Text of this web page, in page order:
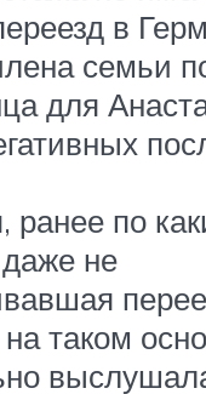
в
семьи
для
ранее по
не
таком